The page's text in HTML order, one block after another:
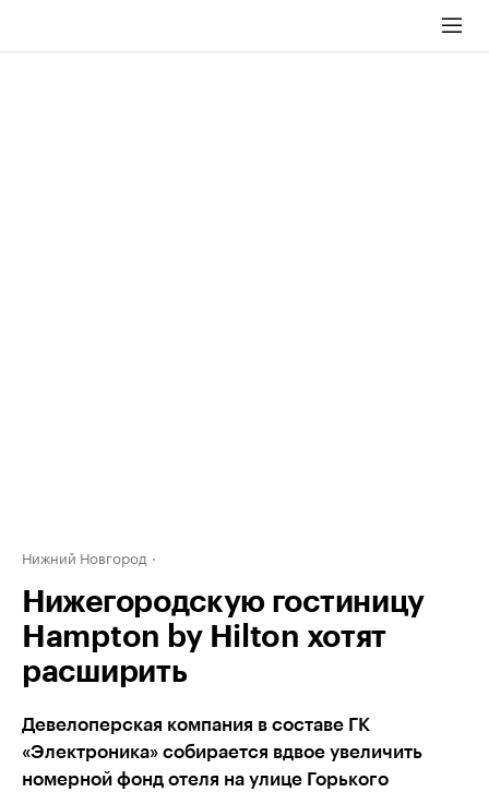
Нижний Новгород
Нижегородскую гостиницу
Hampton by Hilton хотят
расширить
Девелоперская компания в составе ГК
«Электроника» собирается вдвое увеличить
номерной фонд отеля на улице Горького